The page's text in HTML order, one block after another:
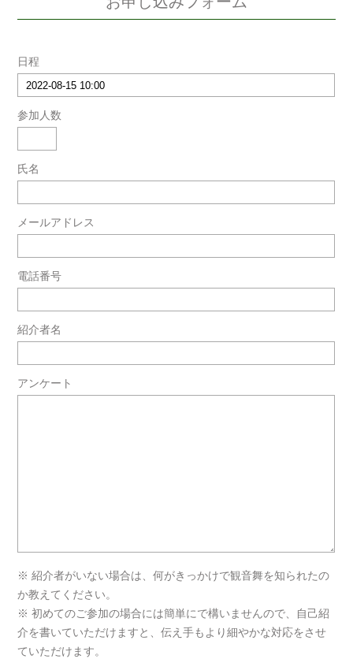
日程
参加人数
氏名
メールアドレス
電話番号
紹介者名
アンケート
※ 紹介者がいない場合は、何がきっかけで観音舞を知られたの
か教えてください。
※ 初めてのご参加の場合には簡単にで構いませんので、自己紹
介を書いていただけますと、伝え手もより細やかな対応をさせ
ていただけます。